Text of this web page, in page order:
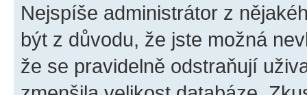
Nejspíše administrátor z
být z důvodu, že jste možná
že se pravidelně odstraňují